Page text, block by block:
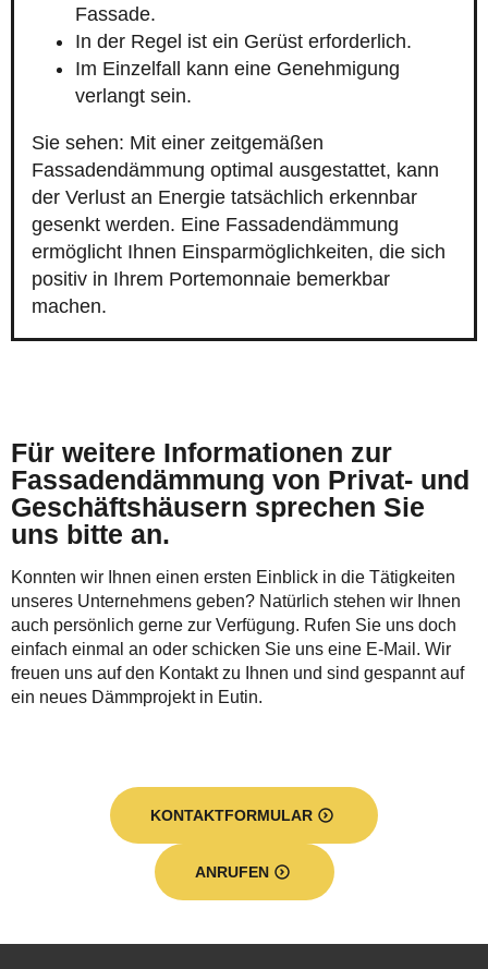
Fassade.
In der Regel ist ein Gerüst erforderlich.
Im Einzelfall kann eine Genehmigung
verlangt sein.
Sie sehen: Mit einer zeitgemäßen
Fassadendämmung optimal ausgestattet, kann
der Verlust an Energie tatsächlich erkennbar
gesenkt werden. Eine Fassadendämmung
ermöglicht Ihnen Einsparmöglichkeiten, die sich
positiv in Ihrem Portemonnaie bemerkbar
machen.
Für weitere Informationen zur
Fassadendämmung von Privat- und
Geschäftshäusern sprechen Sie
uns bitte an.
Konnten wir Ihnen einen ersten Einblick in die Tätigkeiten
unseres Unternehmens geben? Natürlich stehen wir Ihnen
auch persönlich gerne zur Verfügung. Rufen Sie uns doch
einfach einmal an oder schicken Sie uns eine E-Mail. Wir
freuen uns auf den Kontakt zu Ihnen und sind gespannt auf
ein neues Dämmprojekt in Eutin.
KONTAKTFORMULAR
ANRUFEN